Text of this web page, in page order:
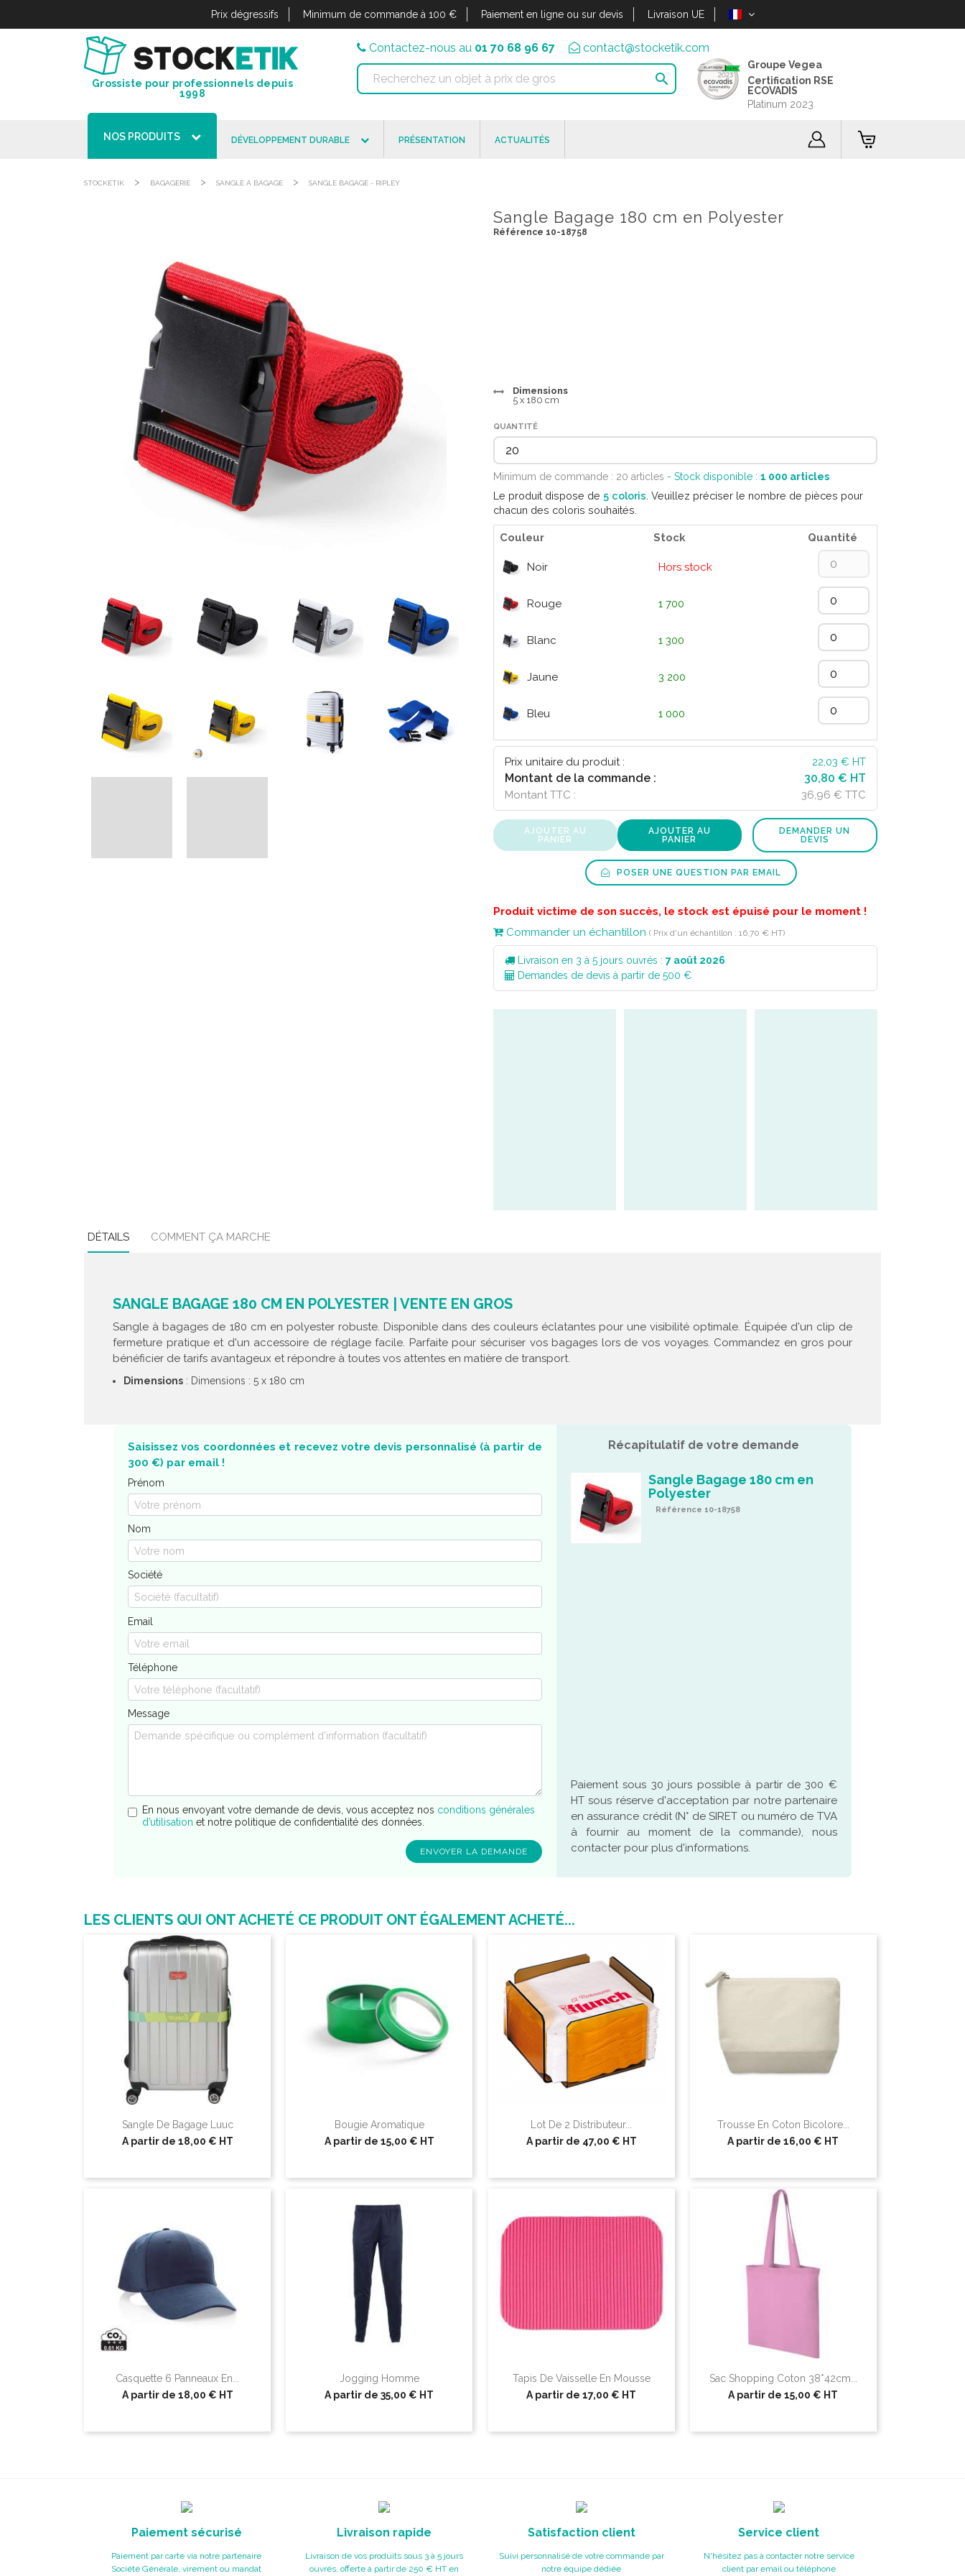
Prix dégressifs Minimum de commande à 100 € Paiement en ligne ou sur devis Livraison UE
Grossiste pour professionnels depuis
1998
Contactez-nous au 01 70 68 96 67 contact@stocketik.com

Groupe Vegea
Certification RSE
ECOVADIS
Platinum 2023
NOS PRODUITS DÉVELOPPEMENT DURABLE PRÉSENTATION ACTUALITÉS
STOCKETIK > BAGAGERIE > SANGLE À BAGAGE > SANGLE BAGAGE - RIPLEY
Sangle Bagage 180 cm en Polyester
Référence 10-18758
Dimensions
5 x 180 cm
QUANTITÉ
Minimum de commande : 20 articles - Stock disponible : 1 000 articles
Le produit dispose de 5 coloris . Veuillez préciser le nombre de pièces pour
chacun des coloris souhaités.
Couleur Stock Quantité
Noir Hors stock
Rouge 1 700
Blanc 1 300
Jaune 3 200
Bleu 1 000
Prix unitaire du produit : 22,03 € HT
Montant de la commande : 30,80 € HT
Montant TTC : 36,96 € TTC
AJOUTER AU
PANIER
AJOUTER AU
PANIER
DEMANDER UN
DEVIS
POSER UNE QUESTION PAR EMAIL
Produit victime de son succès, le stock est épuisé pour le moment !
Commander un échantillon ( Prix d'un échantillon : 16,70 € HT)
Livraison en 3 à 5 jours ouvrés : 7 août 2026
Demandes de devis à partir de 500 €
DÉTAILS COMMENT ÇA MARCHE
SANGLE BAGAGE 180 CM EN POLYESTER | VENTE EN GROS
Sangle à bagages de 180 cm en polyester robuste. Disponible dans des couleurs éclatantes pour une visibilité optimale. Équipée d'un clip de
fermeture pratique et d'un accessoire de réglage facile. Parfaite pour sécuriser vos bagages lors de vos voyages. Commandez en gros pour
bénéficier de tarifs avantageux et répondre à toutes vos attentes en matière de transport.
Dimensions : Dimensions : 5 x 180 cm
Saisissez vos coordonnées et recevez votre devis personnalisé (à partir de
300 €) par email !
Prénom
Nom
Société
Email
Téléphone
Message
En nous envoyant votre demande de devis, vous acceptez nos conditions générales
d’utilisation et notre politique de confidentialité des données.
Récapitulatif de votre demande
Sangle Bagage 180 cm en
Polyester
Référence 10-18758
Paiement sous 30 jours possible à partir de 300 €
HT sous réserve d'acceptation par notre partenaire
en assurance crédit (N° de SIRET ou numéro de TVA
à fournir au moment de la commande), nous
contacter pour plus d'informations.
LES CLIENTS QUI ONT ACHETÉ CE PRODUIT ONT ÉGALEMENT ACHETÉ...
Sangle De Bagage Luuc
A partir de 18,00 € HT
Bougie Aromatique
A partir de 15,00 € HT
Lot De 2 Distributeur...
A partir de 47,00 € HT
Trousse En Coton Bicolore...
A partir de16,00 € HT
Casquette 6 Panneaux En...
A partir de 18,00 € HT
Jogging Homme
A partir de35,00 € HT
Tapis De Vaisselle En Mousse
A partir de 17,00 € HT
Sac Shopping Coton 38*42cm...
A partir de15,00 € HT
Paiement sécurisé
Paiement par carte via notre partenaire
Société Générale, virement ou mandat
Livraison rapide
Livraison de vos produits sous 3 à 5 jours
ouvrés, offerte à partir de 250 € HT en
Satisfaction client
Suivi personnalisé de votre commande par
notre équipe dédiée
Service client
N'hésitez pas à contacter notre service
client par email ou téléphone